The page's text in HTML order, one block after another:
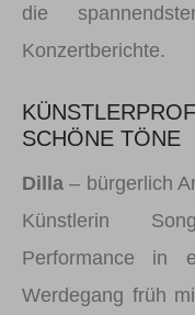
die
Konzertberichte.
SCHÖNE TÖNE
Dilla – bürgerlich
Künstlerin
Performance in
Werdegang früh